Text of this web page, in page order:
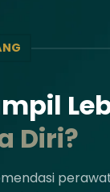
Diri?